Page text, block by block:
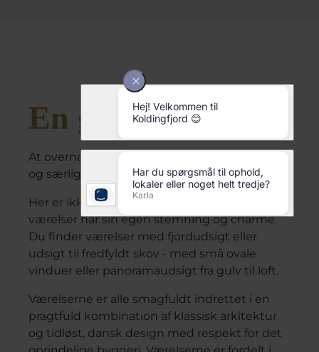
En god nats søvn
At overnatte på Hotel Koldingfjord er en unik
og særlig oplevelse.
Her er ikke to værelser helt ens - alle vores 152
værelser har sin egen stemning og charme.
Du finder værelser med fjordudsigt eller
udsigt til fredfyldt skov - med små ovale
vinduer eller panoramaudsigt fra gulv til loft.
Værelserne er alle smagfuldt indrettet i en
pragtfuld kombination af klassisk arkitektur
og tidløst, dansk design med respekt for det